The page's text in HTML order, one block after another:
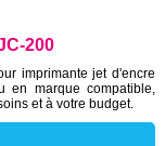
200
imprimante jet d'encre
en marque compatible,
et à votre budget.